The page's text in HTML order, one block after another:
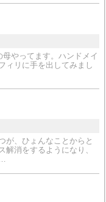
やってます。ハンドメイ
ィリに手を出してみまし
が、ひょんなことからと
解消をするようになり、